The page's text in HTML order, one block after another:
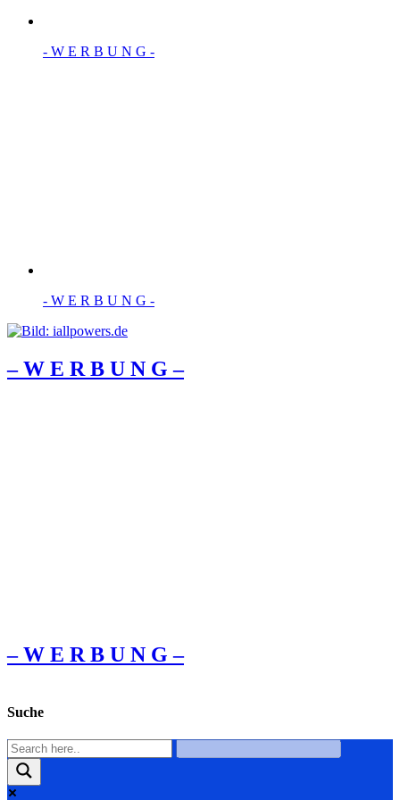
- W Ε R Β U Ν G -
- W Ε R Β U Ν G -
– W Ε R Β U Ν G –
– W Ε R Β U Ν G –
Suche